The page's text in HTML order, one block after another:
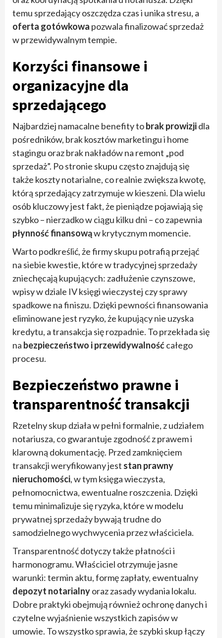
temu sprzedający oszczędza czas i unika stresu, a
oferta gotówkowa pozwala finalizować sprzedaż
w przewidywalnym tempie.
Korzyści finansowe i
organizacyjne dla
sprzedającego
Najbardziej namacalne benefity tobrak prowizjidla
pośredników, brak kosztów marketingu i home
stagingu oraz brak nakładów na remont „pod
sprzedaż”. Po stronie skupu często znajdują się
także koszty notarialne, co realnie zwiększa kwotę,
którą sprzedający zatrzymuje w kieszeni. Dla wielu
osób kluczowy jest fakt, że pieniądze pojawiają się
szybko – nierzadko w ciągu kilku dni – co zapewnia
płynność finansowąw krytycznym momencie.
Warto podkreślić, że firmy skupu potrafią przejąć
na siebie kwestie, które w tradycyjnej sprzedaży
zniechęcają kupujących: zadłużenie czynszowe,
wpisy w dziale IV księgi wieczystej czy sprawy
spadkowe na finiszu. Dzięki pewności finansowania
eliminowane jest ryzyko, że kupujący nie uzyska
kredytu, a transakcja się rozpadnie. To przekłada się
na bezpieczeństwo i przewidywalnośćcałego
procesu.
Bezpieczeństwo prawne i
transparentność transakcji
Rzetelny skup działa w pełni formalnie, z udziałem
notariusza, co gwarantuje zgodność z prawem i
klarowną dokumentację. Przed zamknięciem
transakcji weryfikowany jest stan prawny
nieruchomości, w tym księga wieczysta,
pełnomocnictwa, ewentualne roszczenia. Dzięki
temu minimalizuje się ryzyka, które w modelu
prywatnej sprzedaży bywają trudne do
samodzielnego wychwycenia przez właściciela.
Transparentność dotyczy także płatności i
harmonogramu. Właściciel otrzymuje jasne
warunki: termin aktu, formę zapłaty, ewentualny
depozyt notarialnyoraz zasady wydania lokalu.
Dobre praktyki obejmują również ochronę danych i
czytelne wyjaśnienie wszystkich zapisów w
umowie. To wszystko sprawia, że szybki skup łączy